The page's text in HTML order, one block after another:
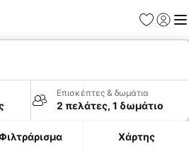
Επισκέπτες & δωμάτια
2 πελάτες, 1 δωμάτιο
Φιλτράρισμα Χάρτης